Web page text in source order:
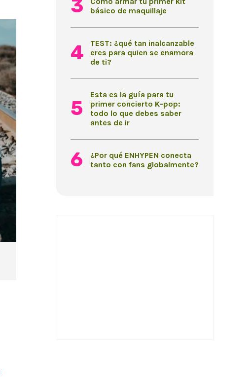
básico de maquillaje
TEST: ¿qué tan inalcanzable
eres para quien se enamora
de ti?
Esta es la guía para tu
primer concierto K-pop:
todo lo que debes saber
antes de ir
¿Por qué ENHYPEN conecta
tanto con fans globalmente?